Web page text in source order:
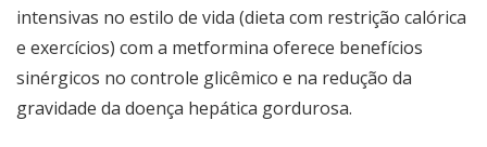
intensivas no estilo de vida (dieta com restrição calórica
e exercícios) com a metformina oferece benefícios
sinérgicos no controle glicêmico e na redução da
gravidade da doença hepática gordurosa.